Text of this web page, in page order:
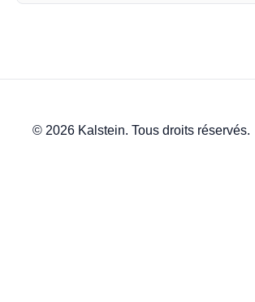
© 2026 Kalstein. Tous droits réservés.